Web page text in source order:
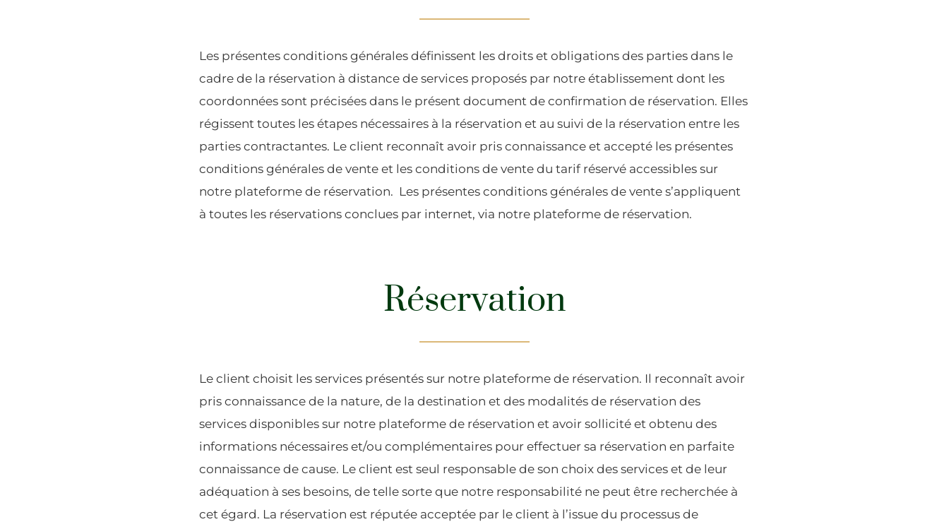
Les présentes conditions générales définissent les droits et obligations des parties dans le
cadre de la réservation à distance de services proposés par notre établissement dont les
coordonnées sont précisées dans le présent document de confirmation de réservation. Elles
régissent toutes les étapes nécessaires à la réservation et au suivi de la réservation entre les
parties contractantes. Le client reconnaît avoir pris connaissance et accepté les présentes
conditions générales de vente et les conditions de vente du tarif réservé accessibles sur
notre plateforme de réservation. Les présentes conditions générales de vente s’appliquent
à toutes les réservations conclues par internet, via notre plateforme de réservation.
Réservation
Le client choisit les services présentés sur notre plateforme de réservation. Il reconnaît avoir
pris connaissance de la nature, de la destination et des modalités de réservation des
services disponibles sur notre plateforme de réservation et avoir sollicité et obtenu des
informations nécessaires et/ou complémentaires pour effectuer sa réservation en parfaite
connaissance de cause. Le client est seul responsable de son choix des services et de leur
adéquation à ses besoins, de telle sorte que notre responsabilité ne peut être recherchée à
cet égard. La réservation est réputée acceptée par le client à l’issue du processus de